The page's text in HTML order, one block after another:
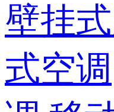
壁挂
式空调